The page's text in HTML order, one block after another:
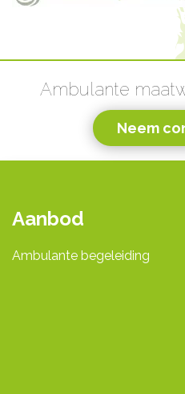
Ambulante
Neem
Aanbod
Ambulante begeleiding